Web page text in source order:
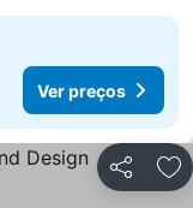
Ver preços
Partilhar